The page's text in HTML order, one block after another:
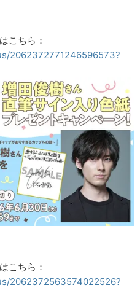
こちら：
2062372771246596573?
こちら：
2062372563574022526?